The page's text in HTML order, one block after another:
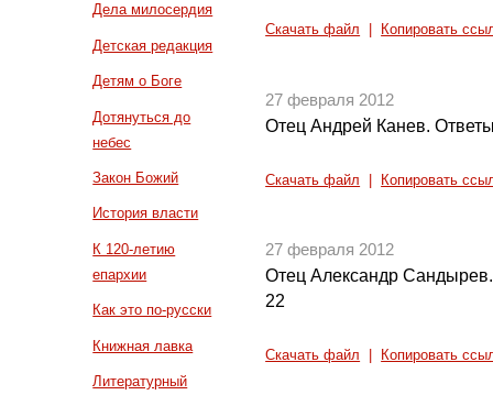
Дела милосердия
Детская редакция
Детям о Боге
Дотянуться до
небес
Закон Божий
История власти
К 120-летию
епархии
Как это по-русски
Книжная лавка
Литературный
Скачать файл Копировать
27 февраля 2012
Отец Андрей Канев.
Скачать файл Копировать
27 февраля 2012
Отец Александр
22
Скачать файл Копировать